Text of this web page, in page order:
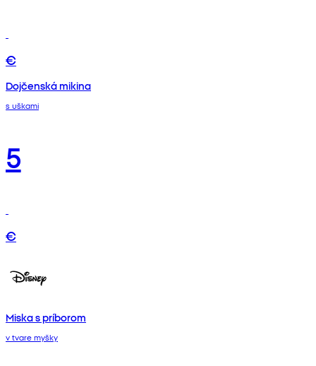
€
Dojčenská mikina
s uškami
5
€
Miska s príborom
v tvare myšky